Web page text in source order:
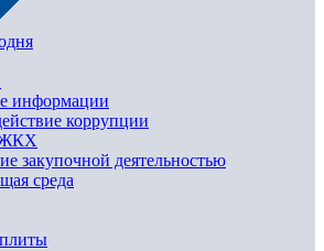
информации
коррупции
ЖКХ
закупочной деятельностью
среда